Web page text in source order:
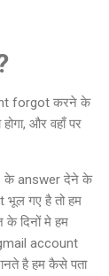
forgot करने के
और वहाँ पर
के answer देने के
भूल गए है तो हम
दिनों मे हम
account
है हम कैसे पता